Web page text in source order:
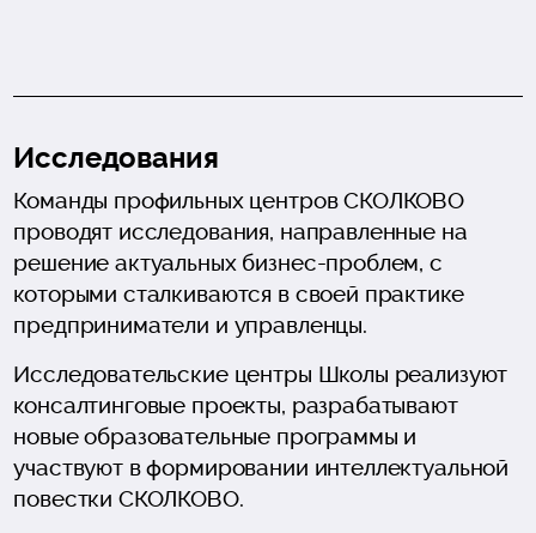
Исследования
Команды профильных центров СКОЛКОВО
проводят исследования, направленные на
решение актуальных бизнес-проблем, с
которыми сталкиваются в своей практике
предприниматели и управленцы.
Исследовательские центры Школы реализуют
консалтинговые проекты, разрабатывают
новые образовательные программы и
участвуют в формировании интеллектуальной
повестки СКОЛКОВО.